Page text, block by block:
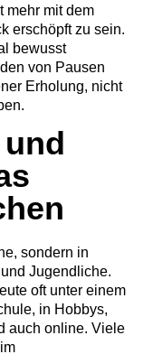
mehr mit dem
erschöpft zu sein.
bewusst
von Pausen
Erholung, nicht
sondern in
Jugendliche.
oft unter einem
in Hobbys,
auch online. Viele